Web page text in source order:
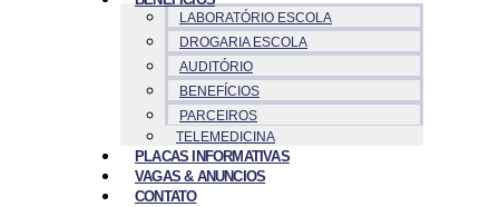
LABORATÓRIO ESCOLA
DROGARIA ESCOLA
AUDITÓRIO
BENEFÍCIOS
PARCEIROS
TELEMEDICINA
PLACAS INFORMATIVAS
VAGAS & ANUNCIOS
CONTATO